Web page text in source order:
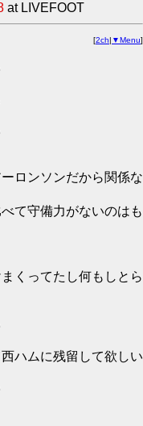
at LIVEFOOT
[2ch| ▼Menu]
ロンソンだから関係な
て守備力がないのはも
くってたし何もしとら
ハムに残留して欲しい